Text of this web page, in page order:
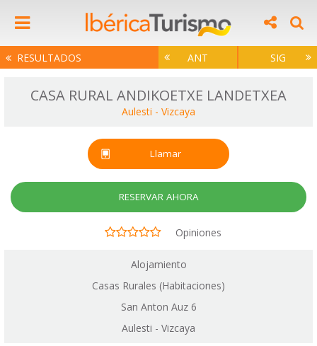
RESULTADOS ANT SIG
CASA RURAL ANDIKOETXE LANDETXEA
Aulesti - Vizcaya
Llamar
RESERVAR AHORA
Opiniones
Alojamiento
Casas Rurales (Habitaciones)
San Anton Auz 6
Aulesti - Vizcaya